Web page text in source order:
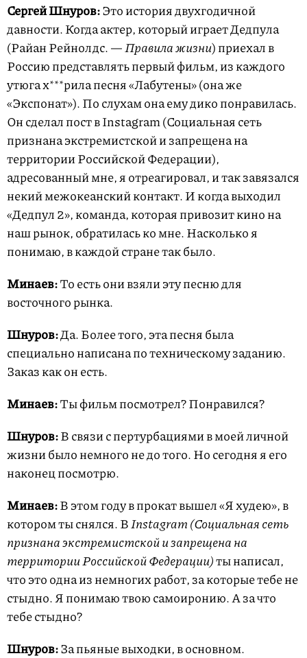
Сергей Шнуров:Это история двухгодичной
давности. Когда актер, который играет Дедпула
(Райан Рейнолдс. —Правила жизни) приехал в
Россию представлять первый фильм, из каждого
утюга х***рила песня «Лабутены» (она же
«Экспонат»). По слухам она ему дико понравилась.
Он сделал пост в Instagram (Социальная сеть
признана экстремистской и запрещена на
территории Российской Федерации),
адресованный мне, я отреагировал, и так завязался
некий межокеанский контакт. И когда выходил
«Дедпул 2», команда, которая привозит кино на
наш рынок, обратилась ко мне. Насколько я
понимаю, в каждой стране так было.
Минаев:То есть они взяли эту песню для
восточного рынка.
Шнуров:Да. Более того, эта песня была
специально написана по техническому заданию.
Заказ как он есть.
Минаев:Ты фильм посмотрел? Понравился?
Шнуров:В связи с пертурбациями в моей личной
жизни было немного не до того. Но сегодня я его
наконец посмотрю.
Минаев:В этом году в прокат вышел «Я худею», в
котором ты снялся. ВInstagram (Социальная сеть
признана экстремистской и запрещена на
территории Российской Федерации)ты написал,
что это одна из немногих работ, за которые тебе не
стыдно. Я понимаю твою самоиронию. А за что
тебе стыдно?
Шнуров:За пьяные выходки, в основном.